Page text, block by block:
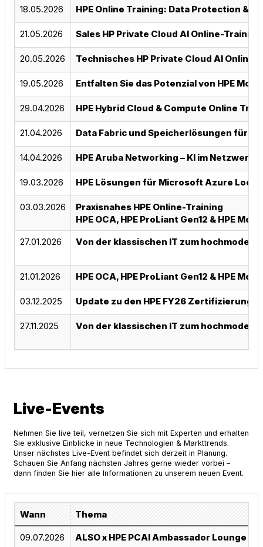
18.05.2026 HPE Online Training: Data Protection &
21.05.2026 Sales HP Private Cloud AI Online-
20.05.2026 Technisches HP Private Cloud AI
19.05.2026 Entfalten Sie das Potenzial von HPE
29.04.2026 HPE Hybrid Cloud & Compute Online
21.04.2026 Data Fabric und Speicherlösungen für
14.04.2026 HPE Aruba Networking – KI im Netzwerk
19.03.2026 HPE Lösungen für Microsoft Azure
03.03.2026
Praxisnahes HPE Online-Training
HPE OCA, HPE ProLiant Gen12 & HPE
27.01.2026
Von der klassischen IT zum
21.01.2026 HPE OCA, HPE ProLiant Gen12 & HPE
03.12.2025 Update zu den HPE FY26
27.11.2025 Von der klassischen IT zum
Live-Events
Nehmen Sie live teil, vernetzen Sie sich mit Experten und erhalten
Sie exklusive Einblicke in neue Technologien & Markttrends.
Unser nächstes Live-Event befindet sich derzeit in Planung.
Schauen Sie Anfang nächsten Jahres gerne wieder vorbei –
dann finden Sie hier alle Informationen zu unserem neuen Event.
Wann Thema
09.07.2026 ALSO x HPE PCAI Ambassador Lounge